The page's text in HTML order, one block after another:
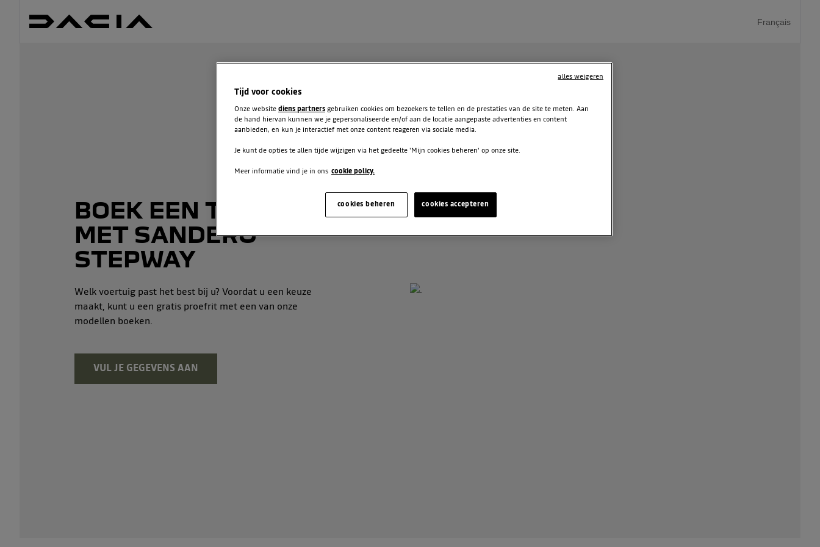
Français
BOEK EEN TESTRIT
MET SANDERO
STEPWAY
Welk voertuig past het best bij u? Voordat u een keuze
maakt, kunt u een gratis proefrit met een van onze
modellen boeken.
VUL JE GEGEVENS AAN
Tijd voor cookies
Onze website diens partners gebruiken cookies om bezoekers te tellen en de prestaties van de site te meten. Aan
de hand hiervan kunnen we je gepersonaliseerde en/of aan de locatie aangepaste advertenties en content
aanbieden, en kun je interactief met onze content reageren via sociale media.
Je kunt de opties te allen tijde wijzigen via het gedeelte 'Mijn cookies beheren' op onze site.
Meer informatie vind je in ons cookie policy.
cookies accepteren
cookies beheren
alles weigeren